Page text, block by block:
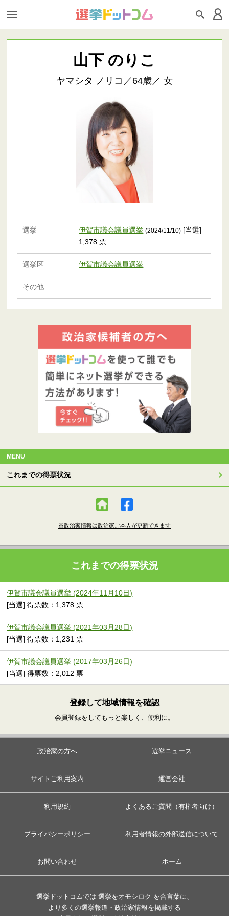
山下 のりこ
ヤマシタ ノリコ／64歳／ 女
選挙 伊賀市議会議員選挙 (2024/11/10) [当選]
1,378 票
選挙区 伊賀市議会議員選挙
その他
MENU
これまでの得票状況
※政治家情報は政治家ご本人が更新できます
これまでの得票状況
伊賀市議会議員選挙 (2024年11月10日)
[当選] 得票数：1,378 票
伊賀市議会議員選挙 (2021年03月28日)
[当選] 得票数：1,231 票
伊賀市議会議員選挙 (2017年03月26日)
[当選] 得票数：2,012 票
登録して地域情報を確認
会員登録をしてもっと楽しく、便利に。
政治家の方へ 選挙ニュース
サイトご利用案内 運営会社
利用規約 よくあるご質問（有権者向け）
プライバシーポリシー 利用者情報の外部送信について
お問い合わせ ホーム
選挙ドットコムでは”選挙をオモシロク”を合言葉に、
より多くの選挙報道・政治家情報を掲載する